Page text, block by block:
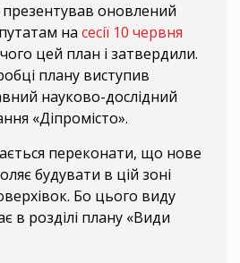
оновлений
на сесії 10 червня
чого цей план і затвердили.
плану виступив
науково-дослідний
«Діпромісто».
переконати, що нове
будувати в цій зоні
Бо цього виду
в розділі плану «Види